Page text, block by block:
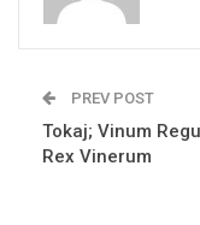
PREV POST
Tokaj; Vinum
Rex Vinerum